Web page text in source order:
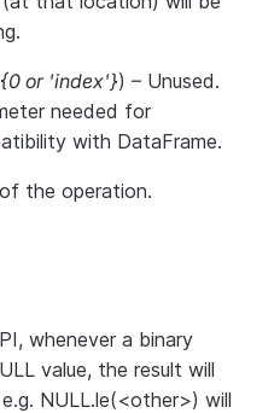
{0 or 'index'}) – Unused.
needed for
with DataFrame.
the operation.
whenever a binary
value, the result will
NULL.le(<other>) will